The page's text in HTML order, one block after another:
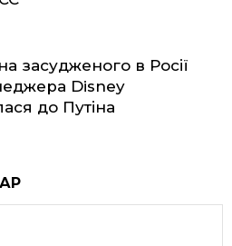
засудженого в Росії
Disney
до Путіна